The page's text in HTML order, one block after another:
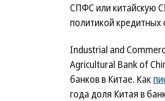
СПФС или китайскую
политикой кредитных
Industrial and
Agricultural Bank of
банков в Китае. Как
года доля Китая в